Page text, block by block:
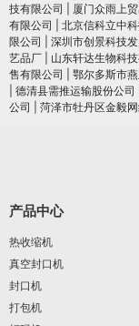
技有限公司
厦门众雨上
有限公司
北京信科立中
限公司
深圳市创景科技
艺品厂
山东轩达生物科
售有限公司
鄂尔多斯市
德清县需推运输股份公司
公司
菏泽市牡丹区金毅
产品中心
热收缩机
真空封口机
封口机
打包机